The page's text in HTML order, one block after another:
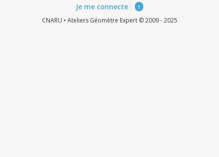
Je me connecte ↑
CNARU • Ateliers Géomètre Expert © 2009 - 2025